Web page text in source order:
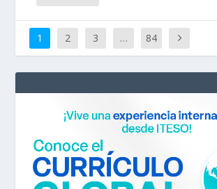
1 2 3 … 84